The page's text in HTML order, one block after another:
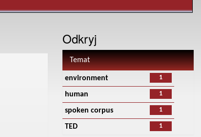
Odkryj
Temat
1
environment
1
human
1
spoken corpus
1
TED